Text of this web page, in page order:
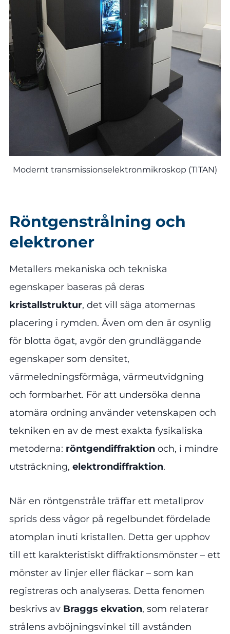
Modernt transmissionselektronmikroskop (TITAN)
Röntgenstrålning och
elektroner
Metallers mekaniska och tekniska
egenskaper baseras på deras
kristallstruktur, det vill säga atomernas
placering i rymden. Även om den är osynlig
för blotta ögat, avgör den grundläggande
egenskaper som densitet,
värmeledningsförmåga, värmeutvidgning
och formbarhet. För att undersöka denna
atomära ordning använder vetenskapen och
tekniken en av de mest exakta fysikaliska
metoderna: röntgendiffraktion och, i mindre
utsträckning, elektrondiffraktion.
När en röntgenstråle träffar ett metallprov
sprids dess vågor på regelbundet fördelade
atomplan inuti kristallen. Detta ger upphov
till ett karakteristiskt diffraktionsmönster – ett
mönster av linjer eller fläckar – som kan
registreras och analyseras. Detta fenomen
beskrivs av Braggs ekvation, som relaterar
strålens avböjningsvinkel till avstånden